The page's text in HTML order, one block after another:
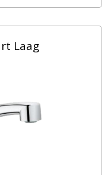
Laag